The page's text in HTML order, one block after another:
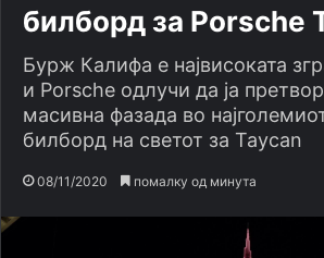
билборд за Porsche
Бурж Калифа е највисоката
и Porsche одлучи да ја
масивна фазада во
билборд на светот за Taycan
08/11/2020 помалку од минута